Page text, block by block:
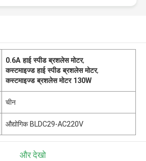
0.6A हाई स्पीड ब्रशलेस मोटर,
कस्टमाइज्ड हाई स्पीड ब्रशलेस मोटर,
कस्टमाइज्ड ब्रशलेस मोटर 130W
चीन
औद्योगिक BLDC29-AC220V
और देखो